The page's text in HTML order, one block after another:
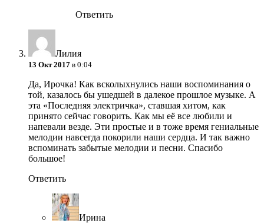
Ответить
Лилия
13 Окт 2017 в 0:04
Да, Ирочка! Как всколыхнулись наши воспоминания о
той, казалось бы ушедшей в далекое прошлое музыке. А
эта «Последняя электричка», ставшая хитом, как
принято сейчас говорить. Как мы её все любили и
напевали везде. Эти простые и в тоже время гениальные
мелодии навсегда покорили наши сердца. И так важно
вспоминать забытые мелодии и песни. Спасибо
большое!
Ответить
Ирина